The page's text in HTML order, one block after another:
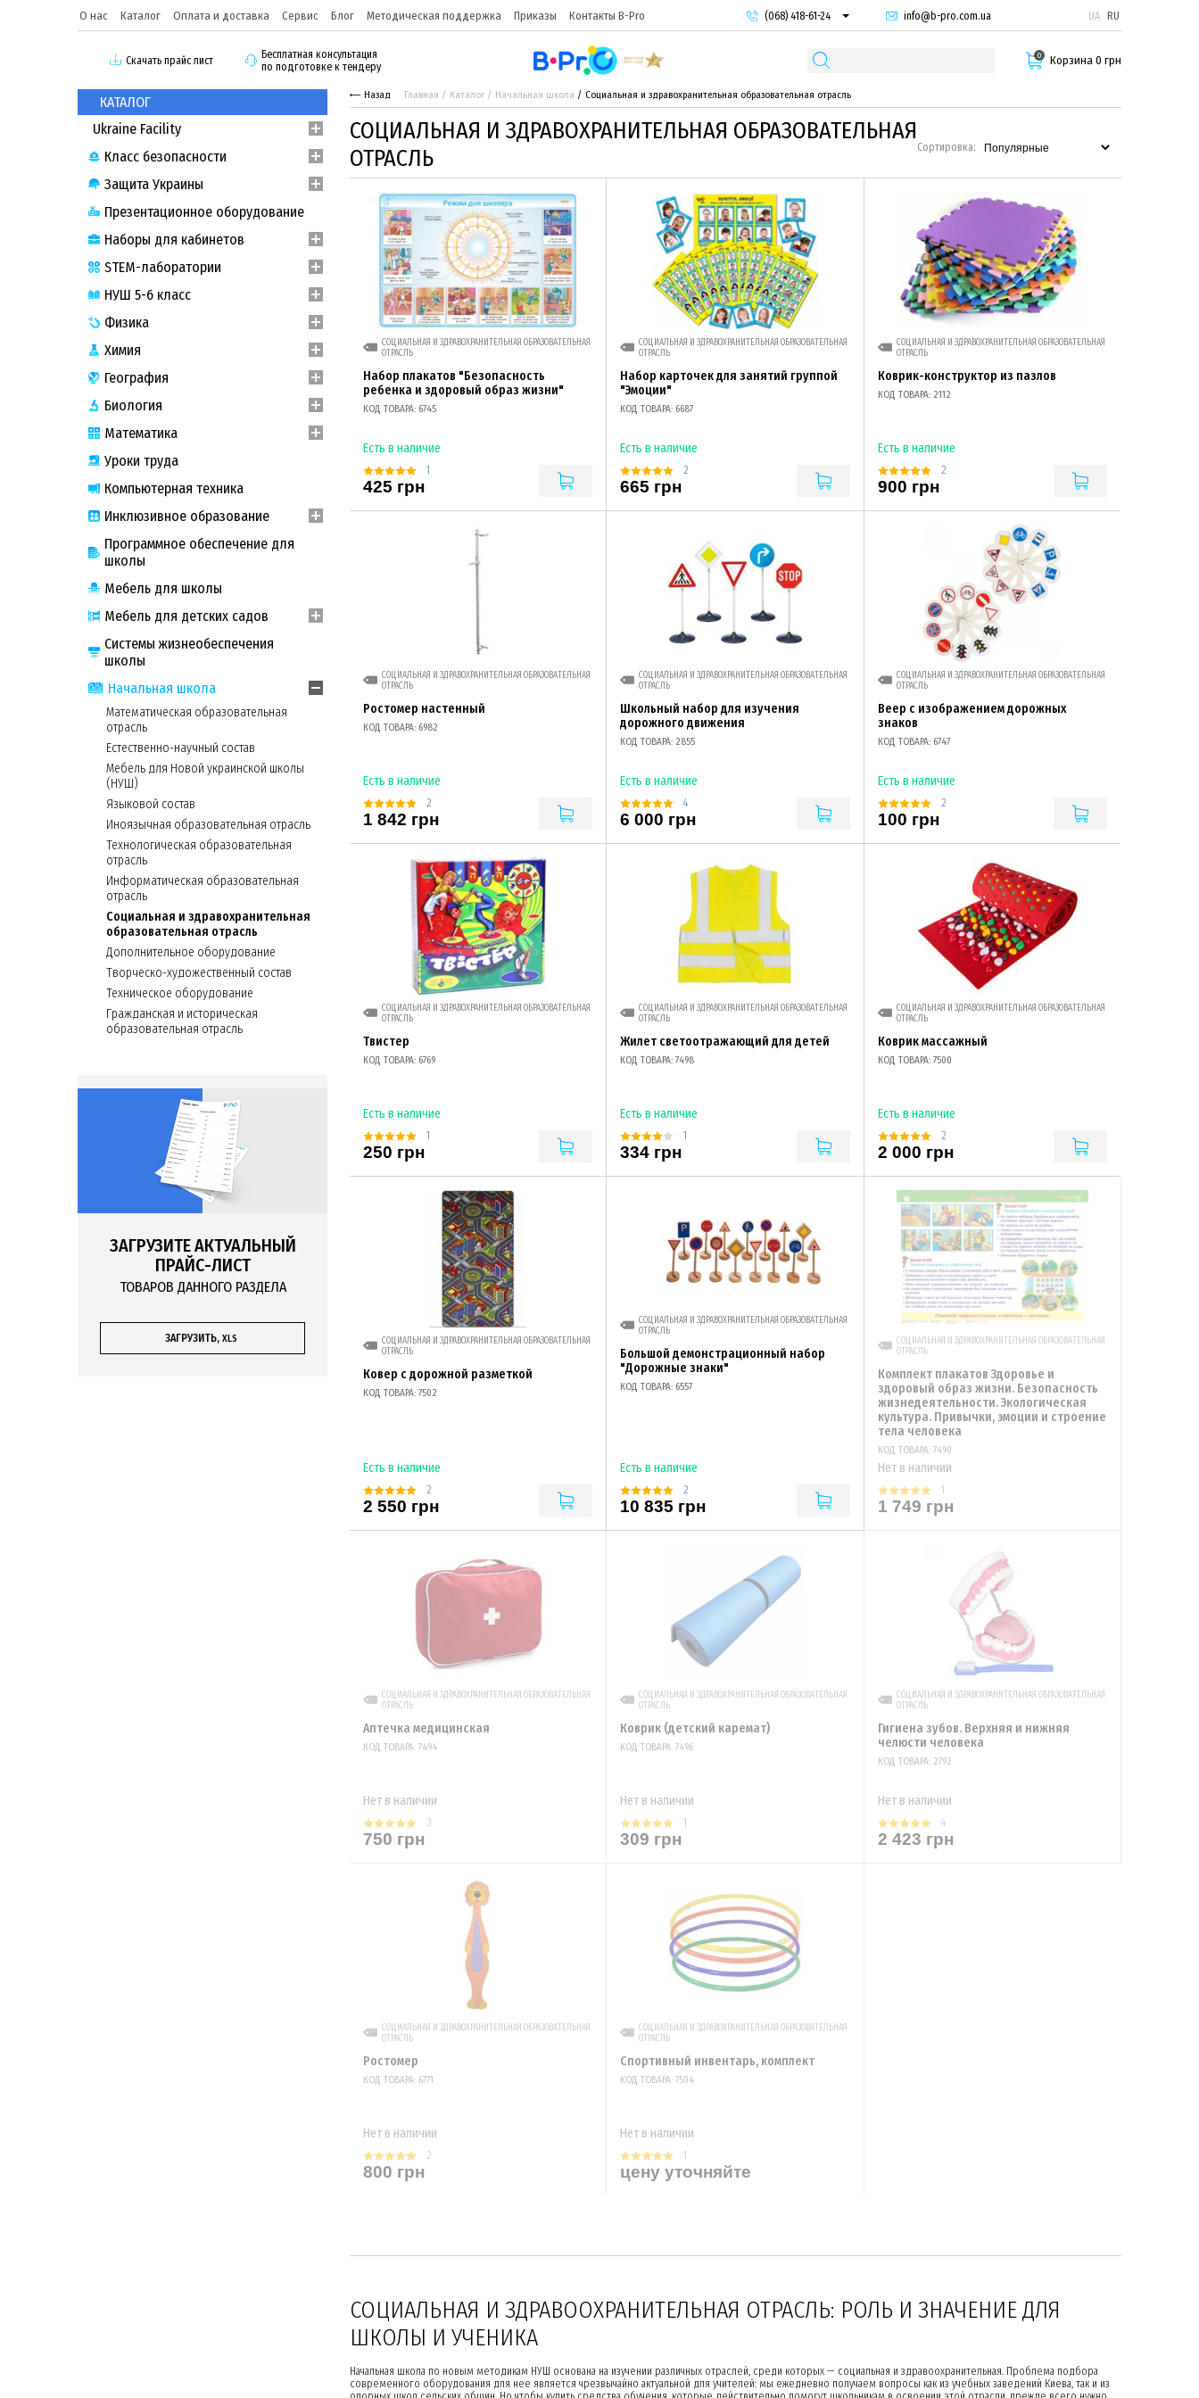
О нас Каталог Оплата и доставка Сервис Блог Методическая поддержка Приказы Контакты B-Pro
(068) 418-61-24
(095) 987-29-55
info@b-pro.com.ua UA RU
Скачать прайс лист
Бесплатная консультация
по подготовке к тендеру
0 Корзина 0 грн
КАТАЛОГ
Ukraine Facility
Класс безопасности
Защита Украины
Презентационное оборудование
Наборы для кабинетов
STEM-лаборатории
НУШ 5-6 класс
Физика
Химия
География
Биология
Математика
Уроки труда
Компьютерная техника
Инклюзивное образование
Программное обеспечение для
школы
Мебель для школы
Мебель для детских садов
Системы жизнеобеспечения
школы
Начальная школа
Математическая образовательная
отрасль
Естественно-научный состав
Мебель для Новой украинской школы
(НУШ)
Языковой состав
Иноязычная образовательная отрасль
Технологическая образовательная
отрасль
Информатическая образовательная
отрасль
Социальная и здравохранительная
образовательная отрасль
Дополнительное оборудование
Творческо-художественный состав
Техническое оборудование
Гражданская и историческая
образовательная отрасль
ЗАГРУЗИТЕ АКТУАЛЬНЫЙ
ПРАЙС-ЛИСТ
ТОВАРОВ ДАННОГО РАЗДЕЛА
ЗАГРУЗИТЬ, XLS
Назад Главная Каталог Начальная школа Социальная и здравохранительная образовательная отрасль
СОЦИАЛЬНАЯ И ЗДРАВОХРАНИТЕЛЬНАЯ ОБРАЗОВАТЕЛЬНАЯ
ОТРАСЛЬ
Сортировка:
СОЦИАЛЬНАЯ И ЗДРАВОХРАНИТЕЛЬНАЯ ОБРАЗОВАТЕЛЬНАЯ
ОТРАСЛЬ
Набор плакатов "Безопасность
ребенка и здоровый образ жизни"
КОД ТОВАРА: 6745
Есть в наличие
1
425 грн
СОЦИАЛЬНАЯ И ЗДРАВОХРАНИТЕЛЬНАЯ ОБРАЗОВАТЕЛЬНАЯ
ОТРАСЛЬ
Набор карточек для занятий группой
"Эмоции"
КОД ТОВАРА: 6687
Есть в наличие
2
665 грн
СОЦИАЛЬНАЯ И ЗДРАВОХРАНИТЕЛЬНАЯ ОБРАЗОВАТЕЛЬНАЯ
ОТРАСЛЬ
Коврик-конструктор из пазлов
КОД ТОВАРА: 2112
Есть в наличие
2
900 грн
СОЦИАЛЬНАЯ И ЗДРАВОХРАНИТЕЛЬНАЯ ОБРАЗОВАТЕЛЬНАЯ
ОТРАСЛЬ
Ростомер настенный
КОД ТОВАРА: 6982
Есть в наличие
2
1 842 грн
СОЦИАЛЬНАЯ И ЗДРАВОХРАНИТЕЛЬНАЯ ОБРАЗОВАТЕЛЬНАЯ
ОТРАСЛЬ
Школьный набор для изучения
дорожного движения
КОД ТОВАРА: 2855
Есть в наличие
4
6 000 грн
СОЦИАЛЬНАЯ И ЗДРАВОХРАНИТЕЛЬНАЯ ОБРАЗОВАТЕЛЬНАЯ
ОТРАСЛЬ
Веер с изображением дорожных
знаков
КОД ТОВАРА: 6747
Есть в наличие
2
100 грн
СОЦИАЛЬНАЯ И ЗДРАВОХРАНИТЕЛЬНАЯ ОБРАЗОВАТЕЛЬНАЯ
ОТРАСЛЬ
Твистер
КОД ТОВАРА: 6769
Есть в наличие
1
250 грн
СОЦИАЛЬНАЯ И ЗДРАВОХРАНИТЕЛЬНАЯ ОБРАЗОВАТЕЛЬНАЯ
ОТРАСЛЬ
Жилет светоотражающий для детей
КОД ТОВАРА: 7498
Есть в наличие
1
334 грн
СОЦИАЛЬНАЯ И ЗДРАВОХРАНИТЕЛЬНАЯ ОБРАЗОВАТЕЛЬНАЯ
ОТРАСЛЬ
Коврик массажный
КОД ТОВАРА: 7500
Есть в наличие
2
2 000 грн
СОЦИАЛЬНАЯ И ЗДРАВОХРАНИТЕЛЬНАЯ ОБРАЗОВАТЕЛЬНАЯ
ОТРАСЛЬ
Ковер с дорожной разметкой
КОД ТОВАРА: 7502
Есть в наличие
2
2 550 грн
СОЦИАЛЬНАЯ И ЗДРАВОХРАНИТЕЛЬНАЯ ОБРАЗОВАТЕЛЬНАЯ
ОТРАСЛЬ
Большой демонстрационный набор
"Дорожные знаки"
КОД ТОВАРА: 6557
Есть в наличие
2
10 835 грн
СОЦИАЛЬНАЯ И ЗДРАВОХРАНИТЕЛЬНАЯ ОБРАЗОВАТЕЛЬНАЯ
ОТРАСЛЬ
Комплект плакатов Здоровье и
здоровый образ жизни. Безопасность
жизнедеятельности. Экологическая
культура. Привычки, эмоции и строение
тела человека
КОД ТОВАРА: 7490
Нет в наличии
1
1 749 грн
СОЦИАЛЬНАЯ И ЗДРАВОХРАНИТЕЛЬНАЯ ОБРАЗОВАТЕЛЬНАЯ
ОТРАСЛЬ
Аптечка медицинская
КОД ТОВАРА: 7494
Нет в наличии
3
750 грн
СОЦИАЛЬНАЯ И ЗДРАВОХРАНИТЕЛЬНАЯ ОБРАЗОВАТЕЛЬНАЯ
ОТРАСЛЬ
Коврик (детский каремат)
КОД ТОВАРА: 7496
Нет в наличии
1
309 грн
СОЦИАЛЬНАЯ И ЗДРАВОХРАНИТЕЛЬНАЯ ОБРАЗОВАТЕЛЬНАЯ
ОТРАСЛЬ
Гигиена зубов. Верхняя и нижняя
челюсти человека
КОД ТОВАРА: 2792
Нет в наличии
4
2 423 грн
СОЦИАЛЬНАЯ И ЗДРАВОХРАНИТЕЛЬНАЯ ОБРАЗОВАТЕЛЬНАЯ
ОТРАСЛЬ
Ростомер
КОД ТОВАРА: 6771
Нет в наличии
2
800 грн
СОЦИАЛЬНАЯ И ЗДРАВОХРАНИТЕЛЬНАЯ ОБРАЗОВАТЕЛЬНАЯ
ОТРАСЛЬ
Спортивный инвентарь, комплект
КОД ТОВАРА: 7504
Нет в наличии
1
цену уточняйте
СОЦИАЛЬНАЯ И ЗДРАВООХРАНИТЕЛЬНАЯ ОТРАСЛЬ: РОЛЬ И ЗНАЧЕНИЕ ДЛЯ
ШКОЛЫ И УЧЕНИКА
Начальная школа по новым методикам НУШ основана на изучении различных отраслей, среди которых — социальная и здравоохранительная. Проблема подбора
современного оборудования для нее является чрезвычайно актуальной для учителей: мы ежедневно получаем вопросы как из учебных заведений Киева, так и из